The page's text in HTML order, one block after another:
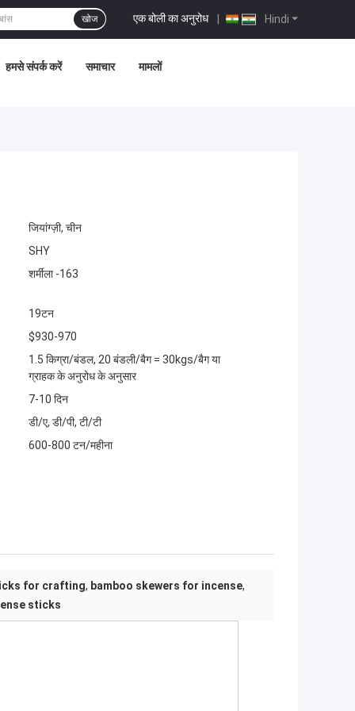
Hindi
एक बोली का अनुरोध |
खोज
हमसे संपर्क करें समाचार मामलों
जियांग्ज़ी, चीन
SHY
शर्मीला -163
19टन
$930-970
1.5 किग्रा/बंडल, 20 बंडली/बैग = 30kgs/बैग या
ग्राहक के अनुरोध के अनुसार
7-10 दिन
डी/ए, डी/पी, टी/टी
600-800 टन/महीना
for crafting, bamboo skewers for incense,
sticks